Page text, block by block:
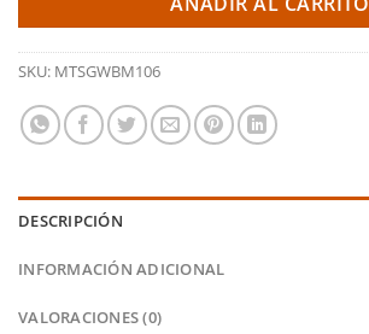
SKU: MTSGWBM106
DESCRIPCIÓN
INFORMACIÓN ADICIONAL
VALORACIONES (0)